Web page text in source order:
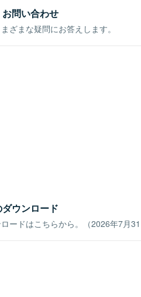
問い合わせ
ざまな疑問にお答えします。
ウンロード
ードはこちらから。（2026年7月31